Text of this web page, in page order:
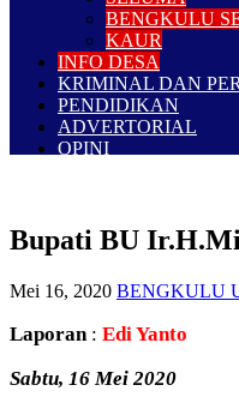
BENGKULU
KAUR
INFO DESA
KRIMINAL DAN
PENDIDIKAN
ADVERTORIAL
OPINI
Bupati BU
Mei 16, 2020 BENGKULU
Laporan : Edi Yanto
Sabtu, 16 Mei 2020